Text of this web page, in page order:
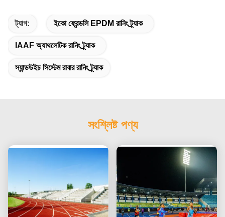
ট্যাগ: ইকো ফ্রেন্ডলি EPDM রানিং ট্র্যাক
IAAF অ্যাথলেটিক রানিং ট্র্যাক
স্যান্ডউইচ সিস্টেম রাবার রানিং ট্র্যাক
সংশ্লিষ্ট পণ্য